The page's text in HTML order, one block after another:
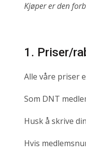
Kjøper er den
1. Priser/
Alle våre priser
Som DNT
Husk å skrive
Hvis